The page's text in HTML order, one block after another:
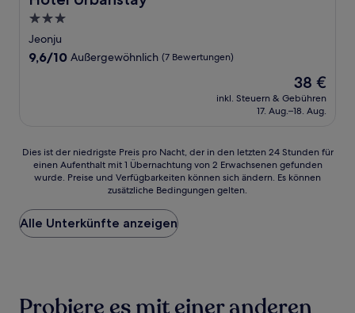
3.0-
Sterne-
Unterkunft
Jeonju
9.6
9,6/10 Außergewöhnlich (7 Bewertungen)
Der
Preis
beträgt
38 €
inkl. Steuern & Gebühren
17. Aug.–18. Aug.
Dies
der
Preis
pro
Nacht,
24 Stunden
Dies ist der niedrigste Preis pro Nacht, der in den letzten 24 Stunden für
einen Aufenthalt mit 1 Übernachtung von 2 Erwachsenen gefunden
wurde. Preise und Verfügbarkeiten können sich ändern. Es können
zusätzliche Bedingungen gelten.
Alle Unterkünfte anzeigen